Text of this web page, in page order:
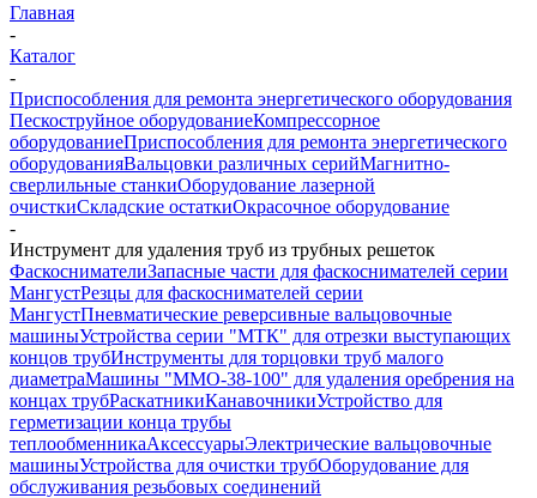
Главная
-
Каталог
-
Приспособления для ремонта энергетического оборудования
Пескоструйное оборудованиеКомпрессорное
оборудованиеПриспособления для ремонта энергетического
оборудованияВальцовки различных серийМагнитно-
сверлильные станкиОборудование лазерной
очисткиСкладские остаткиОкрасочное оборудование
-
Инструмент для удаления труб из трубных решеток
ФаскоснимателиЗапасные части для фаскоснимателей серии
МангустРезцы для фаскоснимателей серии
МангустПневматические реверсивные вальцовочные
машиныУстройства серии "МТК" для отрезки выступающих
концов трубИнструменты для торцовки труб малого
диаметраМашины "ММО-38-100" для удаления оребрения на
концах трубРаскатникиКанавочникиУстройство для
герметизации конца трубы
теплообменникаАксессуарыЭлектрические вальцовочные
машиныУстройства для очистки трубОборудование для
обслуживания резьбовых соединений